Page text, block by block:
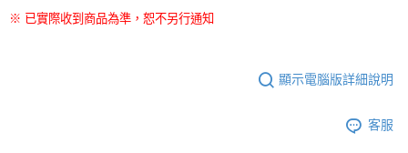
※ 已實際收到商品為準，恕不另行通知
顯示電腦版詳細說明
客服